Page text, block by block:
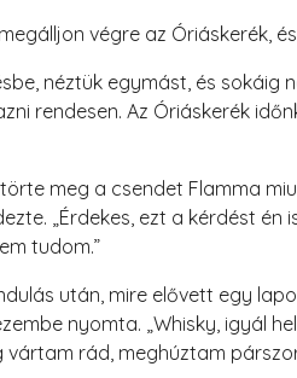
végre az Óriáskerék,
néztük egymást, és sokáig
rendesen. Az Óriáskerék
meg a csendet Flamma
„Érdekes, ezt a kérdést
tudom.”
után, mire elővett egy
nyomta. „Whisky, igyál
rád, meghúztam